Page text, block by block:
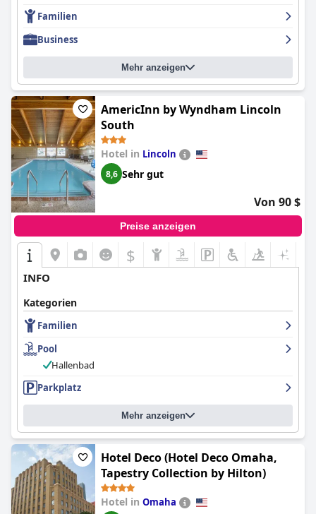
Familien
Business
Mehr anzeigen
AmericInn by Wyndham Lincoln
South
Hotel in Lincoln
8,6 Sehr gut
Von 90 $
Preise anzeigen
$
INFO
Kategorien
Familien
Pool
Hallenbad
Parkplatz
Mehr anzeigen
Hotel Deco (Hotel Deco Omaha,
Tapestry Collection by Hilton)
Hotel in Omaha